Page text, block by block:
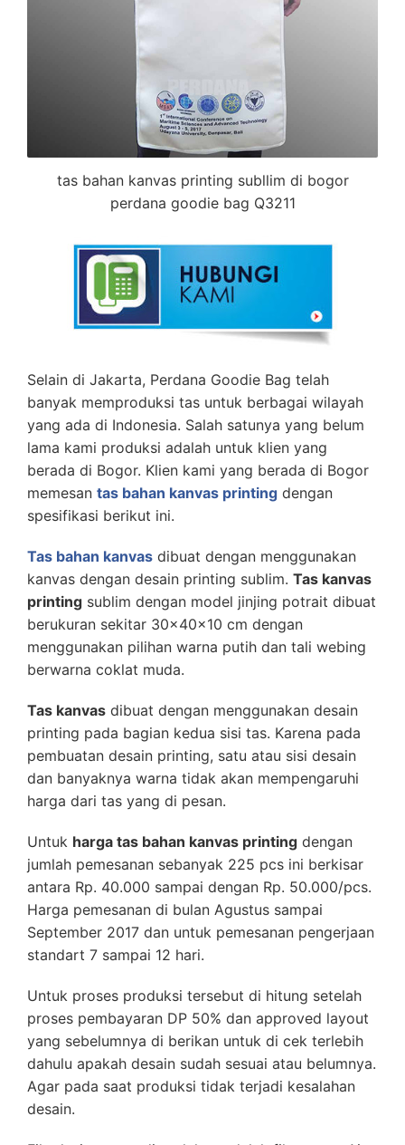
tas bahan kanvas printing subllim di bogor
perdana goodie bag Q3211
Selain di Jakarta, Perdana Goodie Bag telah
banyak memproduksi tas untuk berbagai wilayah
yang ada di Indonesia. Salah satunya yang belum
lama kami produksi adalah untuk klien yang
berada di Bogor. Klien kami yang berada di Bogor
memesan tas bahan kanvas printing dengan
spesifikasi berikut ini.
Tas bahan kanvas dibuat dengan menggunakan
kanvas dengan desain printing sublim. Tas kanvas
printing sublim dengan model jinjing potrait dibuat
berukuran sekitar 30x40x10 cm dengan
menggunakan pilihan warna putih dan tali webing
berwarna coklat muda.
Tas kanvas dibuat dengan menggunakan desain
printing pada bagian kedua sisi tas. Karena pada
pembuatan desain printing, satu atau sisi desain
dan banyaknya warna tidak akan mempengaruhi
harga dari tas yang di pesan.
Untuk harga tas bahan kanvas printing dengan
jumlah pemesanan sebanyak 225 pcs ini berkisar
antara Rp. 40.000 sampai dengan Rp. 50.000/pcs.
Harga pemesanan di bulan Agustus sampai
September 2017 dan untuk pemesanan pengerjaan
standart 7 sampai 12 hari.
Untuk proses produksi tersebut di hitung setelah
proses pembayaran DP 50% dan approved layout
yang sebelumnya di berikan untuk di cek terlebih
dahulu apakah desain sudah sesuai atau belumnya.
Agar pada saat produksi tidak terjadi kesalahan
desain.